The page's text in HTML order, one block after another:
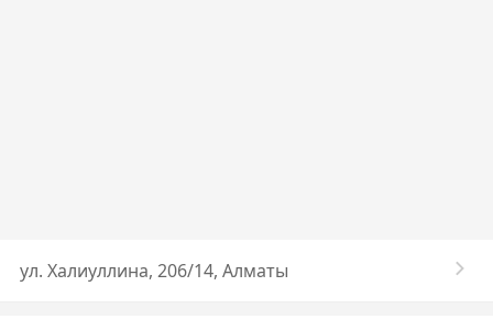
ул. Халиуллина, 206/14, Алматы